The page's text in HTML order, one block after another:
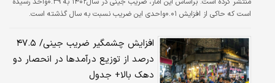
است که حاکی از افزایش ۰.۰۱واحدی این ضریب نسبت به سال گذشته است.
مستقیم و غیرمستقیم، کاهشی اندک را در ضریب جینی ایجاد کرد. با این حال در
سال۱۴۰۲، روند کاهشی سال‌های ۱۴۰۰ و ۱۴۰۱ متوقف شده و ضریب جینی با
افزایش روبه‌رو شده است. به نظر می‌رسد در سال۱۴۰۲ ثابت ماندن یارانه‌های نقدی
و بالا بودن…
افزایش چشمگیر ضریب جینی/ ۴۷.۵
درصد از توزیع درآمدها در انحصار دو
دهک بالا+ جدول